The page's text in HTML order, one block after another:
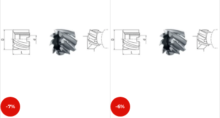
-7% -6%